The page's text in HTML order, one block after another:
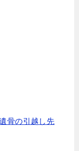
骨の引越し先